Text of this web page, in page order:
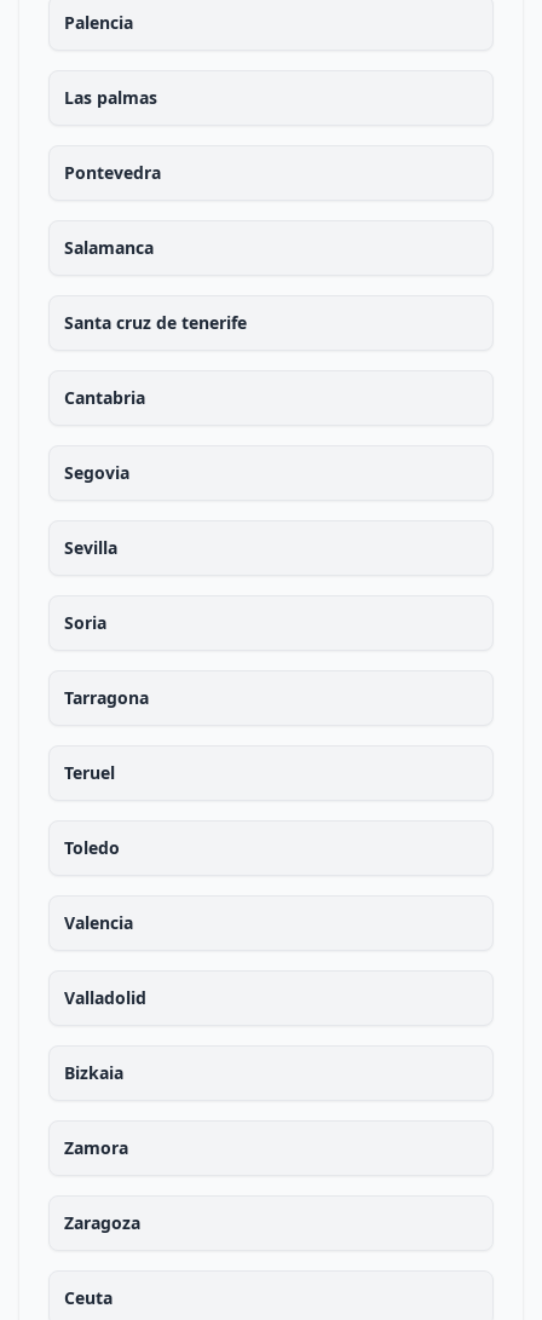
Palencia
Las palmas
Pontevedra
Salamanca
Santa cruz de tenerife
Cantabria
Segovia
Sevilla
Soria
Tarragona
Teruel
Toledo
Valencia
Valladolid
Bizkaia
Zamora
Zaragoza
Ceuta